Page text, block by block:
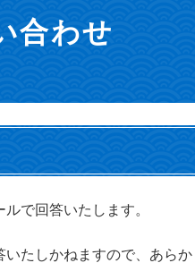
合わせ
で回答いたします。
たしかねますので、あらか